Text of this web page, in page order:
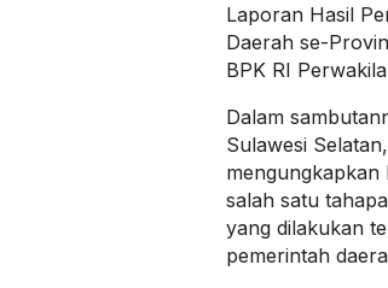
Laporan Hasil
Daerah se-
BPK RI
Dalam
Sulawesi
salah satu
yang dilakukan
pemerintah